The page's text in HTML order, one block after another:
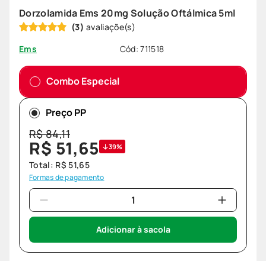
Dorzolamida Ems 20mg Solução Oftálmica 5ml
(3)
Ems
Cód:711518
Combo Especial
Preço PP
R$84,11
R$ 51,65 39%
Total: R$ 51,65
Formas de pagamento
Adicionar à sacola